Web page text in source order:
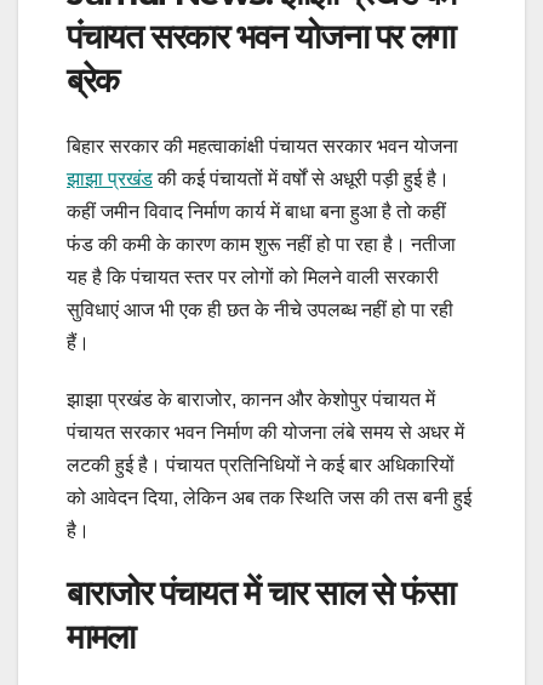
पंचायत सरकार भवन योजना पर लगा
ब्रेक
बिहार सरकार की महत्वाकांक्षी पंचायत सरकार भवन योजना
झाझा प्रखंडकी कई पंचायतों में वर्षों से अधूरी पड़ी हुई है।
कहीं जमीन विवाद निर्माण कार्य में बाधा बना हुआ है तो कहीं
फंड की कमी के कारण काम शुरू नहीं हो पा रहा है। नतीजा
यह है कि पंचायत स्तर पर लोगों को मिलने वाली सरकारी
सुविधाएं आज भी एक ही छत के नीचे उपलब्ध नहीं हो पा रही
हैं।
झाझा प्रखंड के बाराजोर, कानन और केशोपुर पंचायत में
पंचायत सरकार भवन निर्माण की योजना लंबे समय से अधर में
लटकी हुई है। पंचायत प्रतिनिधियों ने कई बार अधिकारियों
को आवेदन दिया, लेकिन अब तक स्थिति जस की तस बनी हुई
है।
बाराजोर पंचायत में चार साल से फंसा
मामला